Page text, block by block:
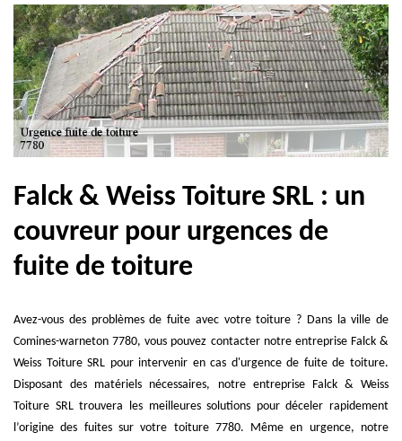
Falck & Weiss Toiture SRL : un
couvreur pour urgences de
fuite de toiture
Avez-vous des problèmes de fuite avec votre toiture ? Dans la ville de
Comines-warneton 7780, vous pouvez contacter notre entreprise Falck &
Weiss Toiture SRL pour intervenir en cas d'urgence de fuite de toiture.
Disposant des matériels nécessaires, notre entreprise Falck & Weiss
Toiture SRL trouvera les meilleures solutions pour déceler rapidement
l’origine des fuites sur votre toiture 7780. Même en urgence, notre